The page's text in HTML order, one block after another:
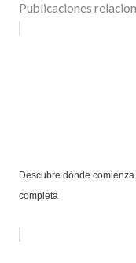
Publicaciones
Descubre dónde
completa